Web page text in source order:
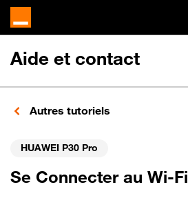
Aide et contact
Autres tutoriels
HUAWEI P30 Pro
Se Connecter au Wi-Fi